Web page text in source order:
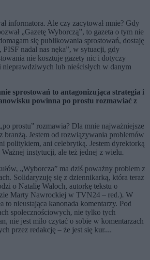
informatora. Ale czy zacytował mnie? Gdy
„Gazetę Wyborczą”, to gazeta o tym nie
się publikowania sprostowań, dostaję
PISF nadal nas nęka”, w sytuacji, gdy
nie kosztuje gazety nic i dotyczy
nieprawdziwych lub nieścisłych w danym
sprostowań to antagonizująca strategia i
powinna po prostu rozmawiać z
prostu” rozmawia? Dla mnie najważniejsze
branżą. Jestem od rozwiązywania problemów
politykiem, ani celebrytką. Jestem dyrektorką
instytucji, ale też jednej z wielu.
„Wyborcza” ma dziś poważny problem z
Solidaryzuję się z dziennikarką, która teraz
o Natalię Waloch, autorkę tekstu o
Marty Nawrockiej w TVN24 – red.). W
to nieustająca kanonada komentarzy. Pod
społecznościowych, nie tylko tych
nie jest miło czytać o sobie w komentarzach
przez redakcję – że jest się kur....